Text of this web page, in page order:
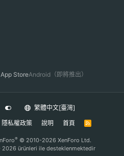
Android（即將推出）
繁體中文[臺灣]
隱私權政策 說明 首頁
R
® © 2010-2026 XenForo Ltd.
2026 ürünleri ile desteklenmektedir